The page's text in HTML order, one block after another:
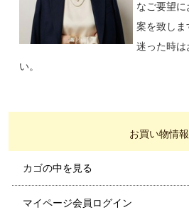
なご要望
案を致しま
迷った時は
い。
お買い物情報
カゴの中を見る
マイページ会員ログイン